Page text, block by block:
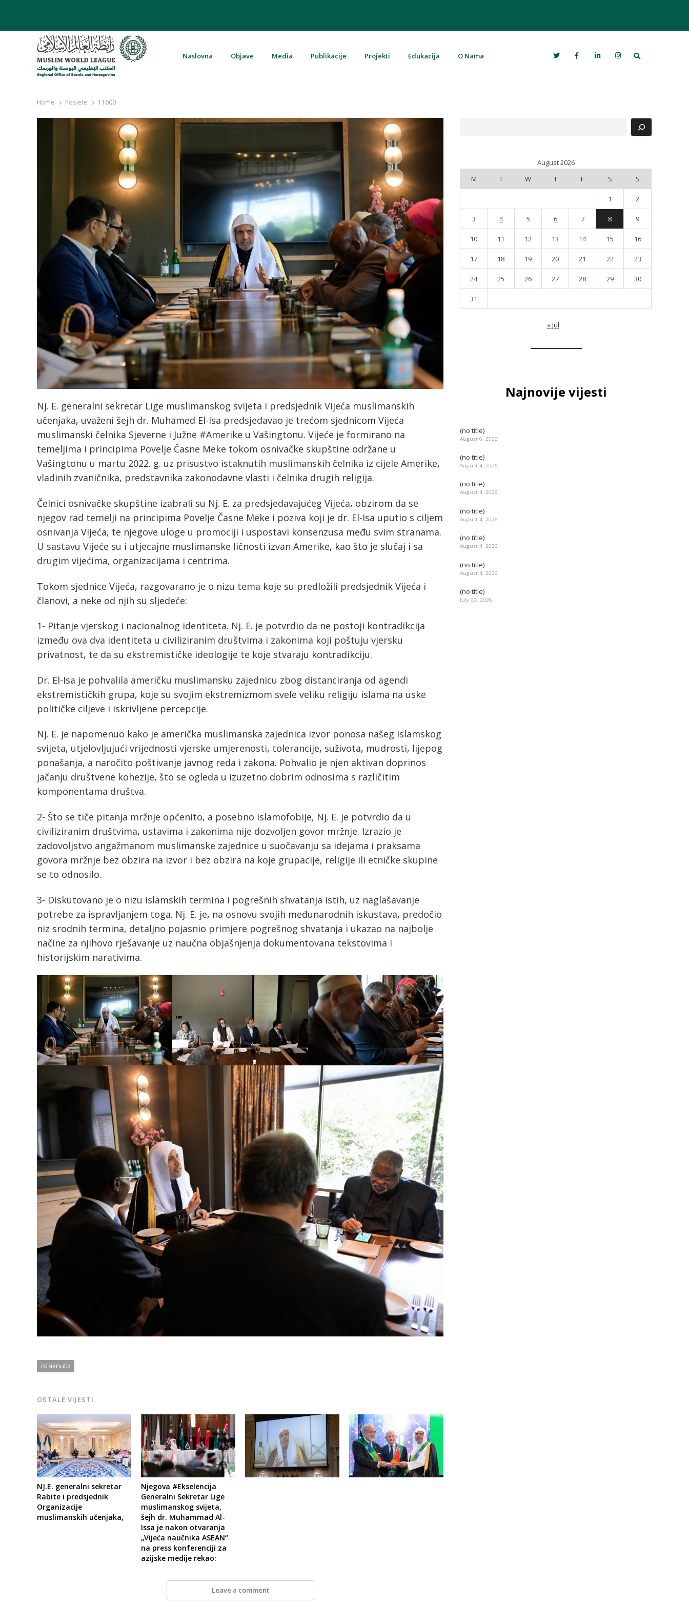
Naslovna Objave Media Publikacije Projekti Edukacija O Nama Search
Home Posjete 11600
Nj. E. generalni sekretar Lige muslimanskog svijeta i predsjednik Vijeća muslimanskih
učenjaka, uvaženi šejh dr. Muhamed El-Isa predsjedavao je trećom sjednicom Vijeća
muslimanski čelnika Sjeverne i Južne #Amerike u Vašingtonu. Vijeće je formirano na
temeljima i principima Povelje Časne Meke tokom osnivačke skupštine održane u
Vašingtonu u martu 2022. g. uz prisustvo istaknutih muslimanskih čelnika iz cijele Amerike,
vladinih zvaničnika, predstavnika zakonodavne vlasti i čelnika drugih religija.
Čelnici osnivačke skupštine izabrali su Nj. E. za predsjedavajućeg Vijeća, obzirom da se
njegov rad temelji na principima Povelje Časne Meke i poziva koji je dr. El-Isa uputio s ciljem
osnivanja Vijeća, te njegove uloge u promociji i uspostavi konsenzusa među svim stranama.
U sastavu Vijeće su i utjecajne muslimanske ličnosti izvan Amerike, kao što je slučaj i sa
drugim vijećima, organizacijama i centrima.
Tokom sjednice Vijeća, razgovarano je o nizu tema koje su predložili predsjednik Vijeća i
članovi, a neke od njih su sljedeće:
1- Pitanje vjerskog i nacionalnog identiteta. Nj. E. je potvrdio da ne postoji kontradikcija
između ova dva identiteta u civiliziranim društvima i zakonima koji poštuju vjersku
privatnost, te da su ekstremističke ideologije te koje stvaraju kontradikciju.
Dr. El-Isa je pohvalila američku muslimansku zajednicu zbog distanciranja od agendi
ekstremističkih grupa, koje su svojim ekstremizmom svele veliku religiju islama na uske
političke ciljeve i iskrivljene percepcije.
Nj. E. je napomenuo kako je američka muslimanska zajednica izvor ponosa našeg islamskog
svijeta, utjelovljujući vrijednosti vjerske umjerenosti, tolerancije, suživota, mudrosti, lijepog
ponašanja, a naročito poštivanje javnog reda i zakona. Pohvalio je njen aktivan doprinos
jačanju društvene kohezije, što se ogleda u izuzetno dobrim odnosima s različitim
komponentama društva.
2- Što se tiče pitanja mržnje općenito, a posebno islamofobije, Nj. E. je potvrdio da u
civiliziranim društvima, ustavima i zakonima nije dozvoljen govor mržnje. Izrazio je
zadovoljstvo angažmanom muslimanske zajednice u suočavanju sa idejama i praksama
govora mržnje bez obzira na izvor i bez obzira na koje grupacije, religije ili etničke skupine
se to odnosilo.
3- Diskutovano je o nizu islamskih termina i pogrešnih shvatanja istih, uz naglašavanje
potrebe za ispravljanjem toga. Nj. E. je, na osnovu svojih međunarodnih iskustava, predočio
niz srodnih termina, detaljno pojasnio primjere pogrešnog shvatanja i ukazao na najbolje
načine za njihovo rješavanje uz naučna objašnjenja dokumentovana tekstovima i
historijskim narativima.
istaknuto
OSTALE VIJESTI
NJ.E. generalni sekretar
Rabite i predsjednik
Organizacije
muslimanskih učenjaka,
Njegova #Ekselencija
Generalni Sekretar Lige
muslimanskog svijeta,
šejh dr. Muhammad Al-
Issa je nakon otvaranja
„Vijeća naučnika ASEAN“
na press konferenciji za
azijske medije rekao:
Leave a comment
August 2026
M
T W T F S S
1 2
3 4 5 6 7 8 9
10 11 12 13 14 15 16
17 18 19 20 21 22 23
24 25 26 27 28 29 30
31
« Jul
Najnovije vijesti
(no title)
August 6, 2026
(no title)
August 4, 2026
(no title)
August 4, 2026
(no title)
August 4, 2026
(no title)
August 4, 2026
(no title)
August 4, 2026
(no title)
July 29, 2026